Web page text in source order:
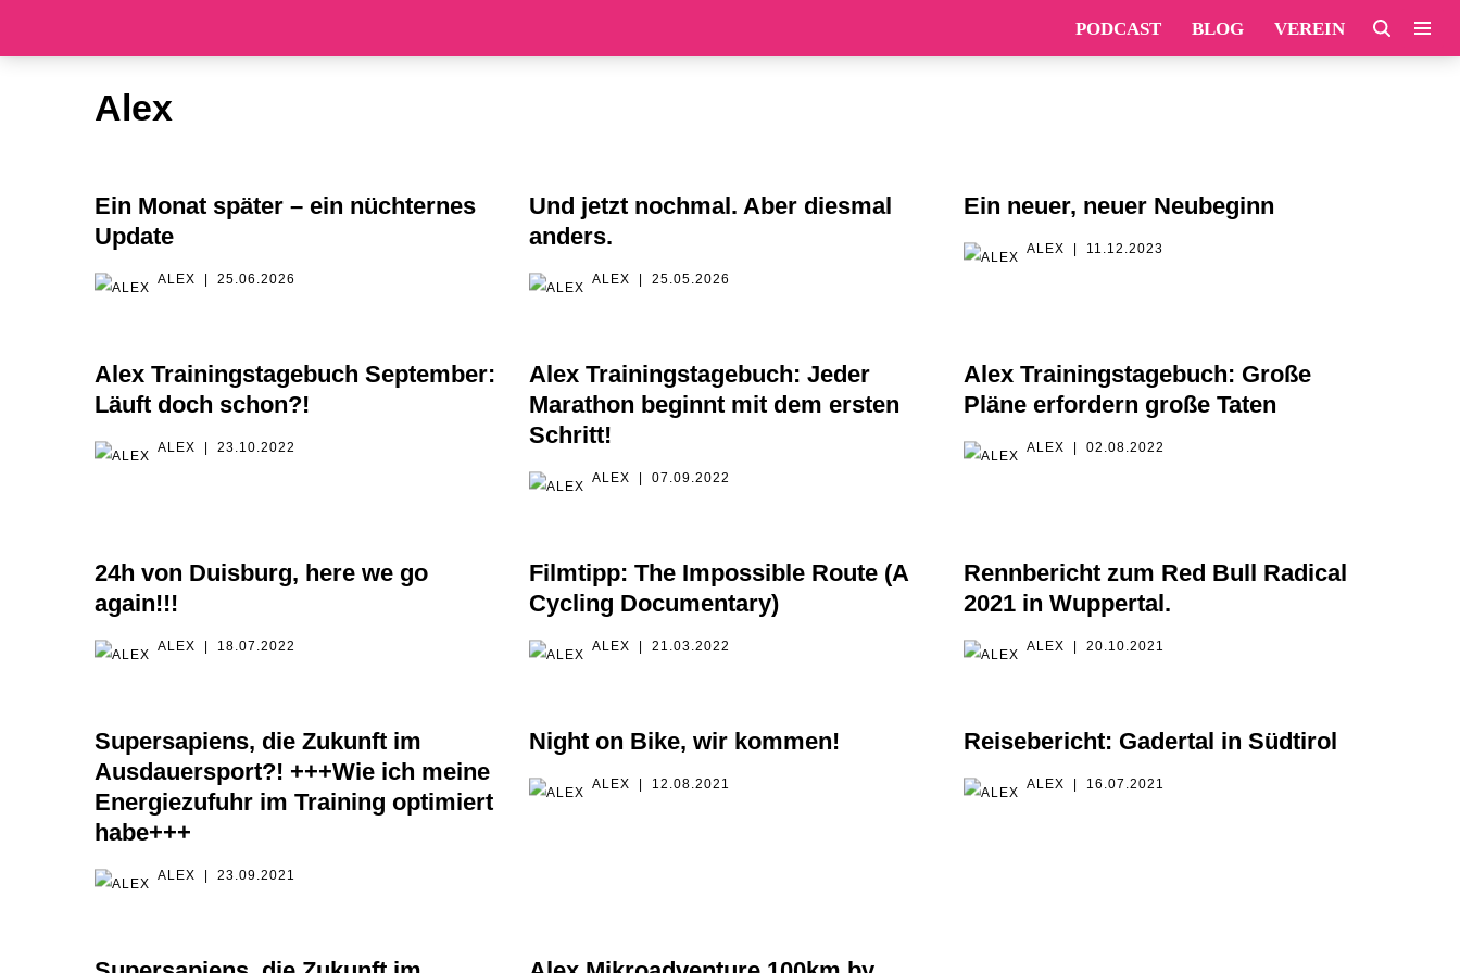
Zum
PODCAST BLOG VEREIN
Alex
Ein Monat später – ein nüchternes
Update
ALEX 25.06.2026
Und jetzt nochmal. Aber diesmal
anders.
ALEX 25.05.2026
Ein neuer, neuer Neubeginn
ALEX 11.12.2023
Alex Trainingstagebuch September:
Läuft doch schon?!
ALEX 23.10.2022
Alex Trainingstagebuch: Jeder
Marathon beginnt mit dem ersten
Schritt!
ALEX 07.09.2022
Alex Trainingstagebuch: Große
Pläne erfordern große Taten
ALEX 02.08.2022
24h von Duisburg, here we go
again!!!
ALEX 18.07.2022
Filmtipp: The Impossible Route (A
Cycling Documentary)
ALEX 21.03.2022
Rennbericht zum Red Bull Radical
2021 in Wuppertal.
ALEX 20.10.2021
Supersapiens, die Zukunft im
Ausdauersport?! +++Wie ich meine
Energiezufuhr im Training optimiert
habe+++
ALEX 23.09.2021
Night on Bike, wir kommen!
ALEX 12.08.2021
Reisebericht: Gadertal in Südtirol
ALEX 16.07.2021